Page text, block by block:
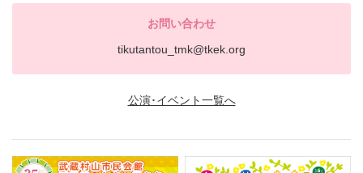
お問い合わせ
tikutantou_tmk@tkek.org
公演･イベント一覧へ